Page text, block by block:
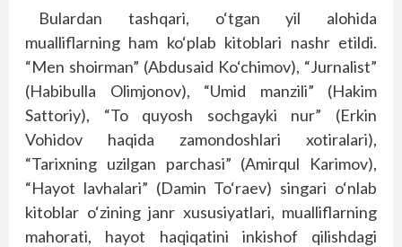
Bulardan tashqari, o‘tgan yil alohida
mualliflarning ham ko‘plab kitoblari nashr etildi.
“Men shoirman” (Abdusaid Ko‘chimov), “Jurnalist”
(Habibulla Olimjonov), “Umid manzili” (Hakim
Sattoriy), “To quyosh sochgayki nur” (Erkin
Vohidov haqida zamondoshlari xotiralari),
“Tarixning uzilgan parchasi” (Amirqul Karimov),
“Hayot lavhalari” (Damin To‘raev) singari o‘nlab
kitoblar o‘zining janr xususiyatlari, mualliflarning
mahorati, hayot haqiqatini inkishof qilishdagi